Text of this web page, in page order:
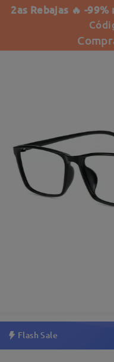
2as Rebajas 🔥 -
Flash Sale